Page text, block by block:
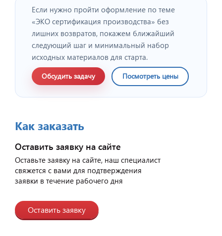
Если нужно пройти оформление по теме
«ЭКО сертификация производства» без
лишних возвратов, покажем ближайший
следующий шаг и минимальный набор
исходных материалов для старта.
Обсудить задачу Посмотреть цены
Как заказать
Оставить заявку на сайте
Оставьте заявку на сайте, наш специалист
свяжется с вами для подтверждения
заявки в течение рабочего дня
Оставить заявку